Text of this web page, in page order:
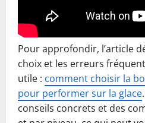
Pour approfondir, l’article
choix et les erreurs
utile : comment choisir la
pour performer sur la glace
conseils concrets et des